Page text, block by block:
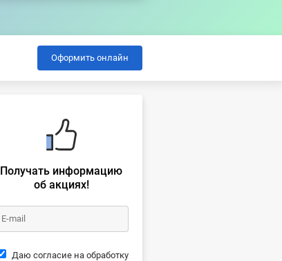
Оформить онлайн
Получать информацию
об акциях!
Даю согласие на обработку